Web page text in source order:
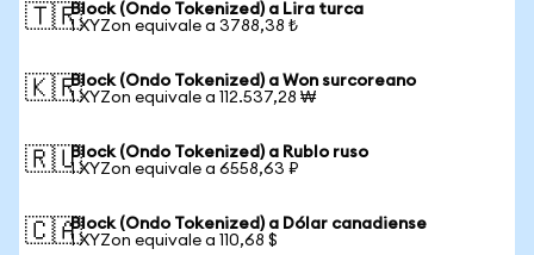
🇹🇷Block (Ondo Tokenized) a Lira turca
1 XYZon equivale a 3788,38 ₺
🇰🇷Block (Ondo Tokenized) a Won surcoreano
1 XYZon equivale a 112.537,28 ₩
🇷🇺Block (Ondo Tokenized) a Rublo ruso
1 XYZon equivale a 6558,63 ₽
🇨🇦Block (Ondo Tokenized) a Dólar canadiense
1 XYZon equivale a 110,68 $